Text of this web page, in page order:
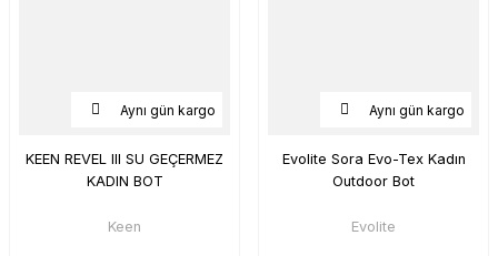
Aynı gün kargo
KEEN REVEL III SU GEÇERMEZ
KADIN BOT
Keen
Aynı gün kargo
Evolite Sora Evo-Tex Kadın
Outdoor Bot
Evolite